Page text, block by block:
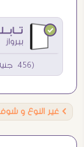
(456 جنيه )
Ö غير النوع و